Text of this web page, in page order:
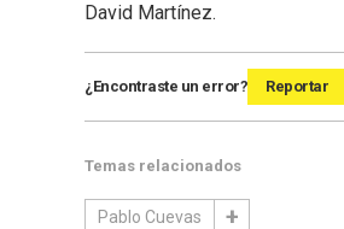
David Martínez.
¿Encontraste un error? Reportar
Temas relacionados
Pablo Cuevas